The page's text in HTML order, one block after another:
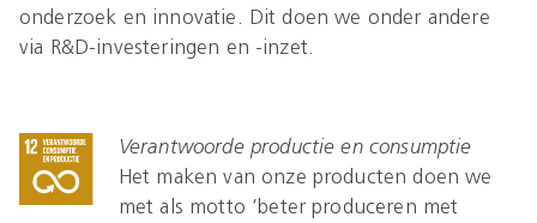
onderzoek en innovatie. Dit doen we onder andere
via R&D-investeringen en -inzet.
Verantwoorde productie en consumptie
Het maken van onze producten doen we
met als motto ‘beter produceren met